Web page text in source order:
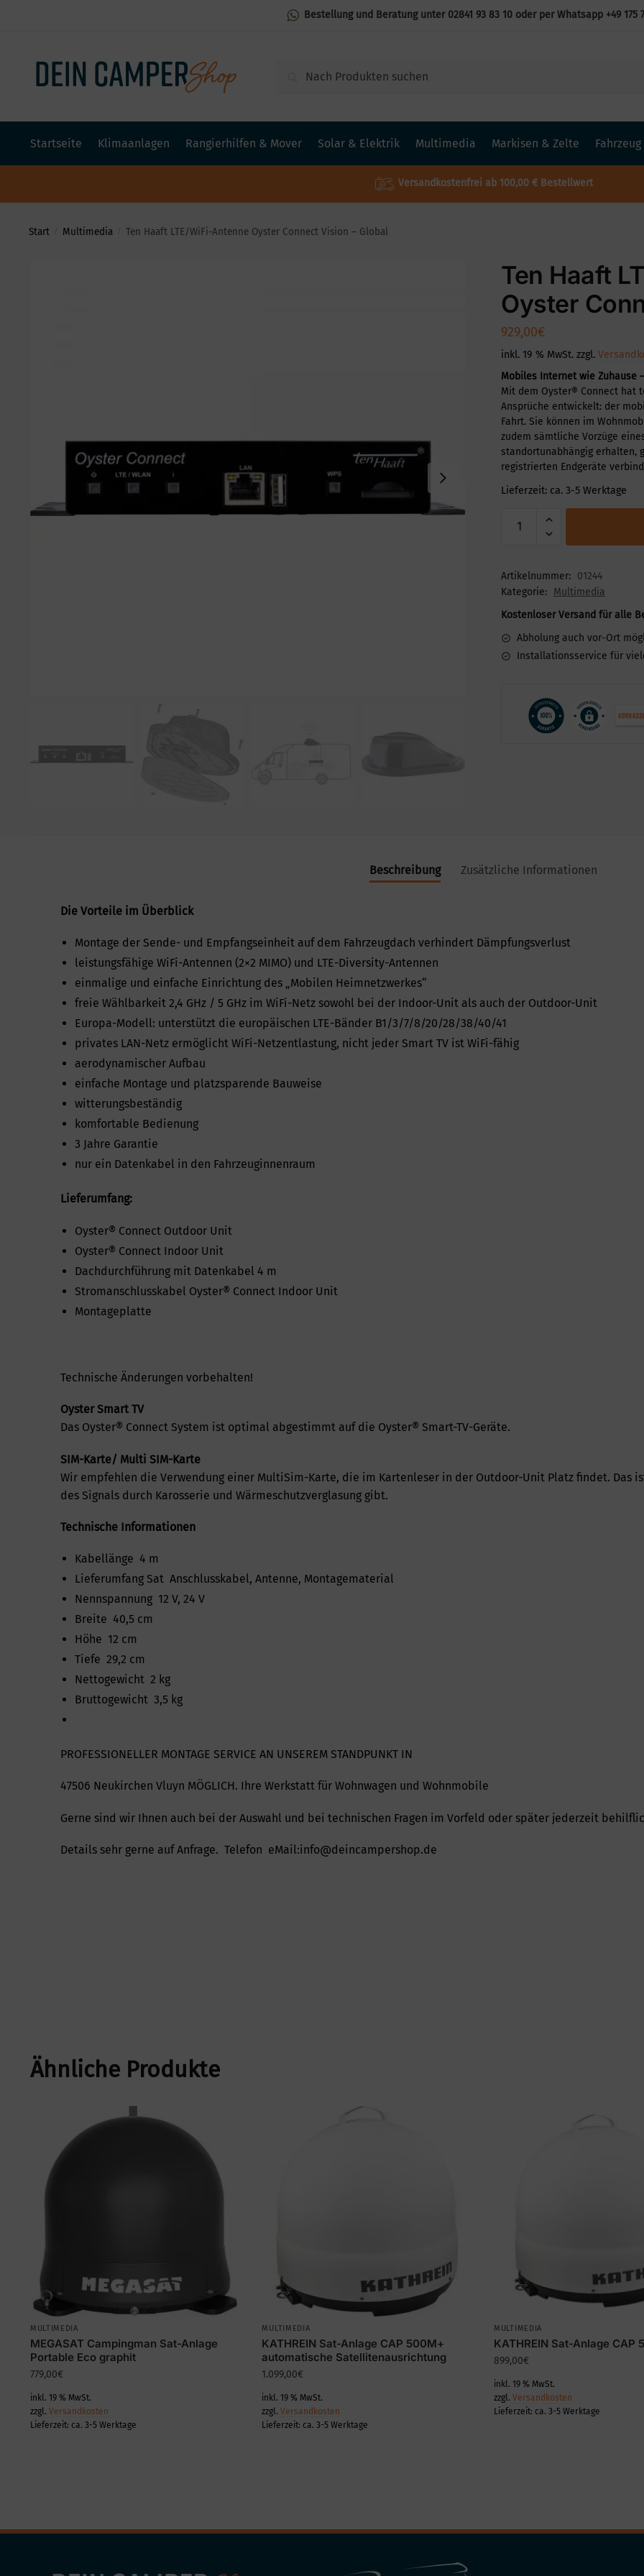
Bestellung und Beratung unter 02841 93 83 10oder per Whatsapp +49 175
Suchen
Startseite Klimaanlagen Rangierhilfen & Mover Solar & Elektrik Multimedia Markisen & Zelte Fahrzeug
Versandkostenfrei ab 100,00 € Bestellwert
Start Multimedia Ten Haaft LTE/WiFi-Antenne Oyster Connect Vision – Global
Ten Haaft
Oyster
929,00€
inkl. 19 % MwSt. zzgl.
Mobiles Internet wie Zuhause
Mit dem Oyster® Connect hat
Ansprüche entwickelt: der
Fahrt. Sie können im
zudem sämtliche Vorzüge
standortunabhängig erhalten,
registrierten Endgeräte
Lieferzeit: ca. 3-5 Werktage
Artikelnummer: 01244
Kategorie: Multimedia
Kostenloser Versand für alle
Abholung auch vor-Ort
Installationsservice für
Beschreibung Zusätzliche Informationen
Die Vorteile im Überblick
Montage der Sende- und Empfangseinheit auf dem Fahrzeugdach verhindert Dämpfungsverlust
leistungsfähige WiFi-Antennen (2×2 MIMO) und LTE-Diversity-Antennen
einmalige und einfache Einrichtung des „Mobilen Heimnetzwerkes“
freie Wählbarkeit 2,4 GHz / 5 GHz im WiFi-Netz sowohl bei der Indoor-Unit als auch der Outdoor-Unit
Europa-Modell: unterstützt die europäischen LTE-Bänder B1/3/7/8/20/28/38/40/41
privates LAN-Netz ermöglicht WiFi-Netzentlastung, nicht jeder Smart TV ist WiFi-fähig
aerodynamischer Aufbau
einfache Montage und platzsparende Bauweise
witterungsbeständig
komfortable Bedienung
3 Jahre Garantie
nur ein Datenkabel in den Fahrzeuginnenraum
Lieferumfang:
Oyster® Connect Outdoor Unit
Oyster® Connect Indoor Unit
Dachdurchführung mit Datenkabel 4 m
Stromanschlusskabel Oyster® Connect Indoor Unit
Montageplatte
Technische Änderungen vorbehalten!
Oyster Smart TV
Das Oyster® Connect System ist optimal abgestimmt auf die Oyster® Smart-TV-Geräte.
SIM-Karte/ Multi SIM-Karte
Wir empfehlen die Verwendung einer MultiSim-Karte, die im Kartenleser in der Outdoor-Unit Platz findet. Das
des Signals durch Karosserie und Wärmeschutzverglasung gibt.
Technische Informationen
Kabellänge 4 m
Lieferumfang Sat Anschlusskabel, Antenne, Montagematerial
Nennspannung 12 V, 24 V
Breite 40,5 cm
Höhe 12 cm
Tiefe 29,2 cm
Nettogewicht 2 kg
Bruttogewicht 3,5 kg
PROFESSIONELLER MONTAGE SERVICE AN UNSEREM STANDPUNKT IN
47506 Neukirchen Vluyn MÖGLICH. Ihre Werkstatt für Wohnwagen und Wohnmobile
Gerne sind wir Ihnen auch bei der Auswahl und bei technischen Fragen im Vorfeld oder später jederzeit
Details sehr gerne auf Anfrage. Telefon eMail:info@deincampershop.de
Ähnliche Produkte
MULTIMEDIA
MEGASAT Campingman Sat-Anlage
Portable Eco graphit
779,00€
inkl. 19 % MwSt.
zzgl. Versandkosten
Lieferzeit: ca. 3-5 Werktage
MULTIMEDIA
KATHREIN Sat-Anlage CAP 500M+
automatische Satellitenausrichtung
1.099,00€
inkl. 19 % MwSt.
zzgl.Versandkosten
Lieferzeit: ca. 3-5 Werktage
MULTIMEDIA
KATHREIN Sat-Anlage CAP
899,00€
inkl. 19 % MwSt.
zzgl. Versandkosten
Lieferzeit: ca. 3-5 Werktage